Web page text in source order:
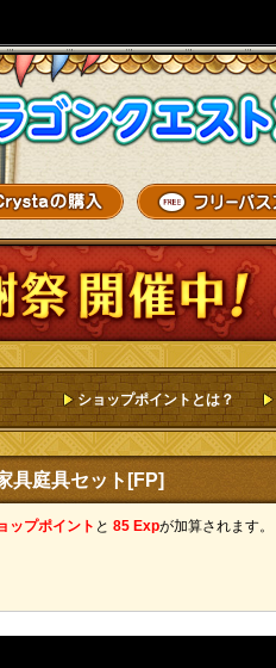
ショップポイントとは？
具庭具セット[FP]
ップポイント と 85 Expが加算されます。